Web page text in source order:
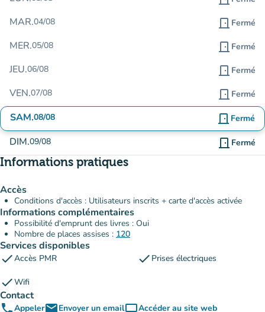
MAR.04/08 door_front Fermé
MER.05/08 door_front Fermé
JEU.06/08 door_front Fermé
VEN.07/08 door_front Fermé
SAM.08/08 door_front Fermé
DIM.09/08 door_front Fermé
Informations pratiques
Accès
Conditions d'accès : Utilisateurs inscrits + carte d'accès activée
Informations complémentaires
Possibilité d'emprunt des livres : Oui
Nombre de places assises : 120
Services disponibles
checkAccès PMR check Prises électriques
checkWifi
Contact
phoneAppeleremailEnvoyer un emailcomputerAccéder au site web